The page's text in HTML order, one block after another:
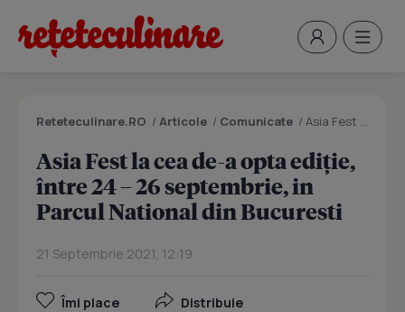
Reteteculinare.RO / Articole / Comunicate / Asia Fest la cea de-a opta ediție, între 24 – 26 septembrie, in Parcul National din Bucuresti
Asia Fest la cea de-a opta ediție,
între 24 – 26 septembrie, in
Parcul National din Bucuresti
21 Septembrie 2021, 12:19
Îmi place Distribuie